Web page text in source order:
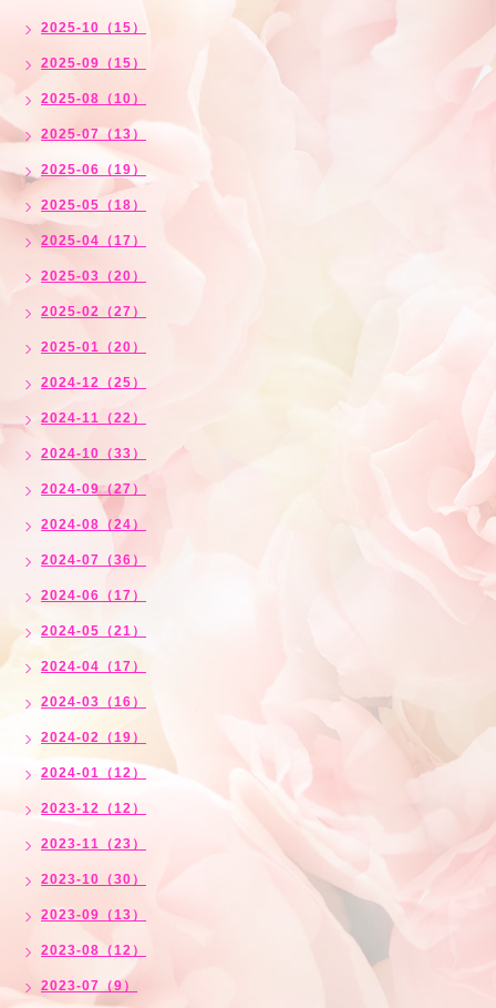
2025-10（15）
2025-09（15）
2025-08（10）
2025-07（13）
2025-06（19）
2025-05（18）
2025-04（17）
2025-03（20）
2025-02（27）
2025-01（20）
2024-12（25）
2024-11（22）
2024-10（33）
2024-09（27）
2024-08（24）
2024-07（36）
2024-06（17）
2024-05（21）
2024-04（17）
2024-03（16）
2024-02（19）
2024-01（12）
2023-12（12）
2023-11（23）
2023-10（30）
2023-09（13）
2023-08（12）
2023-07（9）